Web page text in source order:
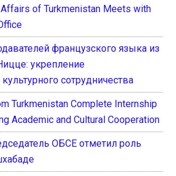
of Turkmenistan Meets with
французского языка из
укрепление
сотрудничества
Turkmenistan Complete Internship
Academic and Cultural Cooperation
ОБСЕ отметил роль